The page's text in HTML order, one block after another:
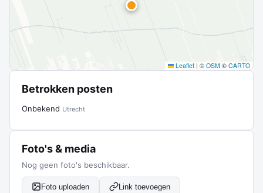
Leaflet | © OSM © CARTO
Betrokken posten
Onbekend Utrecht
Foto's & media
Nog geen foto's beschikbaar.
Foto uploaden Link toevoegen